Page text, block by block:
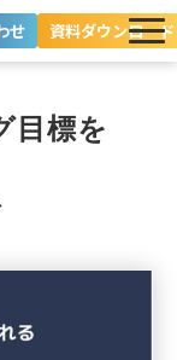
せ 資料ダウンロード
目標を